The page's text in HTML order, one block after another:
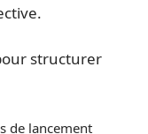
structurer
de lancement